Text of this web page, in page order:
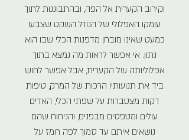
וקירוב הקערית אל הפה, ובהתבוננות לתוך
עומקו האפלולי של הנוזל השקט שצִבעו
כמעט שאינו מובחן מדפנות הכלי שבו הוא
נתון. אי אפשר לראות מה נמצא בתוך
אפלוליותה של הקערית, אבל אפשר לחוש
ביד את תנועותיו הרכות של המרק, טיפות
דקות מצטברות על שפתי הכלי, האדים
עולים ומטפסים מבפנים, והניחוח שהם
נושאים איתם עד סמוך לפה רומז על